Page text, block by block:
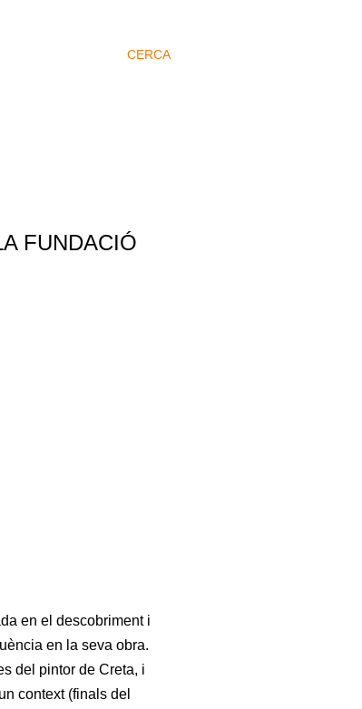
CERCA
FUNDACIÓ
en el descobriment i
en la seva obra.
del pintor de Creta, i
context (finals del